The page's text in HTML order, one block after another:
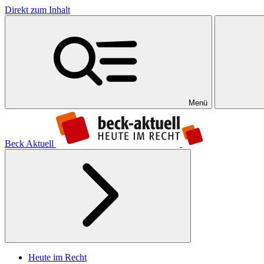
Direkt zum Inhalt
Menü
Beck Aktuell
Heute im Recht